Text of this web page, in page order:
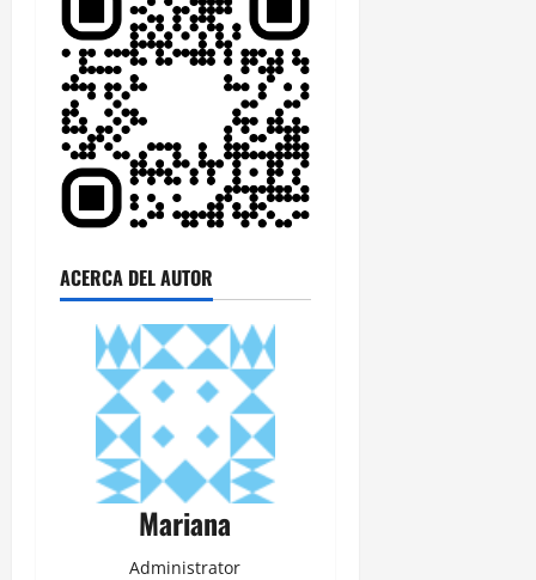
ACERCA DEL AUTOR
Mariana
Administrator